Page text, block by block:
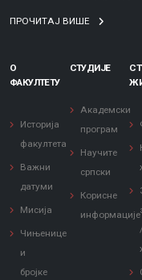
ПРОЧИТАЈ ВИШЕ
О
ФАКУЛТЕТУ
Историја
факултета
Важни
датуми
Мисија
Чињенице
и
бројке
СТУДИЈЕ
Академски
програм
Научите
српски
Корисне
информације